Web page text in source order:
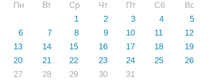
Пн Вт Ср Чт Пт Сб
Вс
1
2 3 4
5
6
7 8 9 10 11
12
13
14 15 16 17 18
19
20
21 22 23 24 25
26
27
28 29 30 31